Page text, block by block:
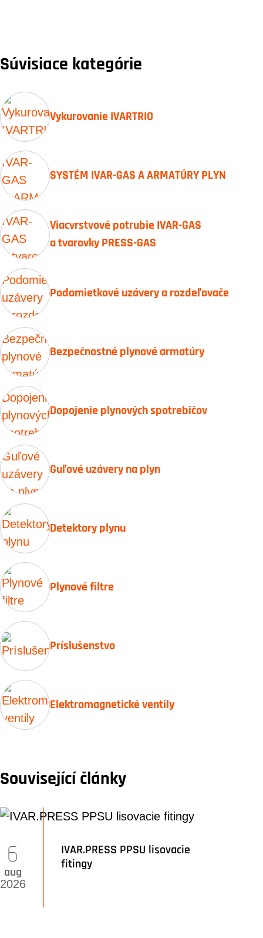
Súvisiace kategórie
Vykurovanie IVARTRIO
SYSTÉM IVAR-GAS A ARMATÚRY PLYN
Viacvrstvové potrubie IVAR-GAS
a tvarovky PRESS-GAS
Podomietkové uzávery a rozdeľovače
Bezpečnostné plynové armatúry
Dopojenie plynových spotrebičov
Guľové uzávery na plyn
Detektory plynu
Plynové filtre
Príslušenstvo
Elektromagnetické ventily
Související články
IVAR.PRESS PPSU lisovacie
fitingy
6
aug
2026